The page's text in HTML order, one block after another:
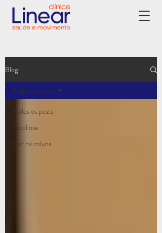
Blog
Todos os posts
Escoliose
Dor na coluna
Todos os posts